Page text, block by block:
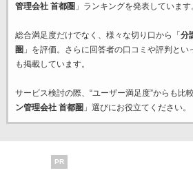
管理会社 首都圏 」ランキングを発表しています
総合満足度だけでなく、様々な切り口から「 分
圏 」を評価。さらに回答者の口コミや評判と
も掲載しています。
サービス検討の際、“ユーザー満足度”からも比
ン管理会社 首都圏 」選びにお役立てください。
PR